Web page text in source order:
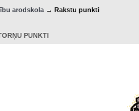
arodskola → Rakstu punkti
PUNKTI